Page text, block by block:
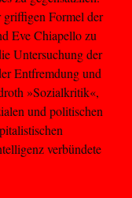
griffigen Formel der
Eve Chiapello zu
Untersuchung der
Entfremdung und
»Sozialkritik«,
und politischen
verbündete